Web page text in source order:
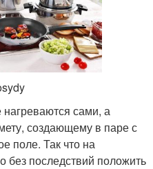
сами, а
создающему в паре с
поле. Так что на
последствий положить